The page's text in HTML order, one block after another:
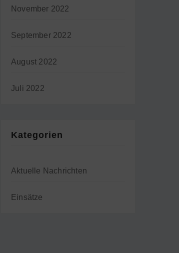
November 2022
September 2022
August 2022
Juli 2022
Kategorien
Aktuelle Nachrichten
Einsätze